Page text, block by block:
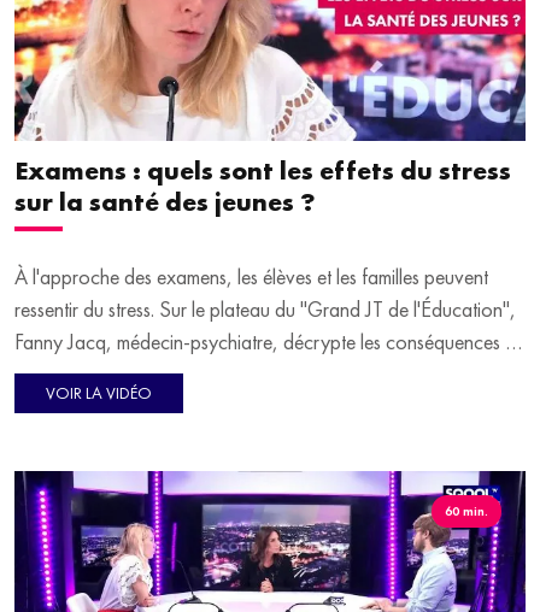
ce sujet. Il en dit plus en plateau.
En fin d'émission, dans sa chronique "Vu à l'étranger",
Guillaume Ouattara nous en dit plus sur les fêtes de fin de lycée.
Examens : quels sont les effets du stress
sur la santé des jeunes ?
À l'approche des examens, les élèves et les familles peuvent
ressentir du stress. Sur le plateau du "Grand JT de l'Éducation",
Fanny Jacq, médecin-psychiatre, décrypte les conséquences du
stress sur le corps et sur les performances scolaires.
VOIR LA VIDÉO
60 min.